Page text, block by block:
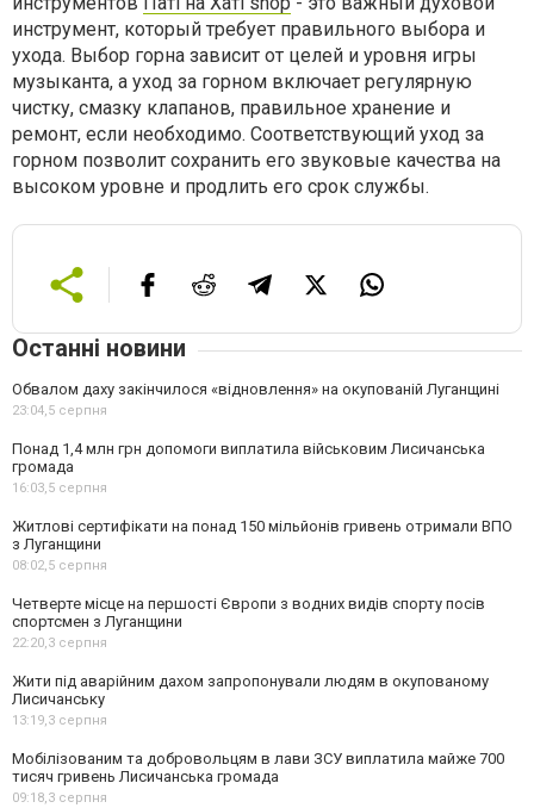
инструмент, который требует правильного выбора и
ухода. Выбор горна зависит от целей и уровня игры
музыканта, а уход за горном включает регулярную
чистку, смазку клапанов, правильное хранение и
ремонт, если необходимо. Соответствующий уход за
горном позволит сохранить его звуковые качества на
высоком уровне и продлить его срок службы.
Останні новини
Обвалом даху закінчилося «відновлення» на окупованій Луганщині
23:04,5 серпня
Понад 1,4 млн грн допомоги виплатила військовим Лисичанська
громада
16:03,5 серпня
Житлові сертифікати на понад 150 мільйонів гривень отримали ВПО
з Луганщини
08:02,5 серпня
Четверте місце на першості Європи з водних видів спорту посів
спортсмен з Луганщини
22:20,3 серпня
Жити під аварійним дахом запропонували людям в окупованому
Лисичанську
13:19,3 серпня
Мобілізованим та добровольцям в лави ЗСУ виплатила майже 700
тисяч гривень Лисичанська громада
09:18,3 серпня